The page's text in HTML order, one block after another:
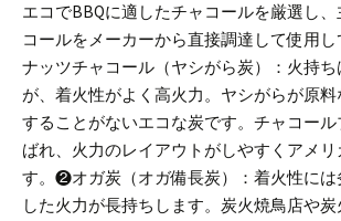
エコでBBQに適したチャコールを厳選し
コールをメーカーから直接調達して使用し
ナッツチャコール（ヤシがら炭）：火持
が、着火性がよく高火力。ヤシがらが原
することがないエコな炭です。チャコー
ばれ、火力のレイアウトがしやすくアメ
す。 ❷オガ炭（オガ備長炭）：着火性には
した火力が長持ちします。炭火焼鳥店や炭